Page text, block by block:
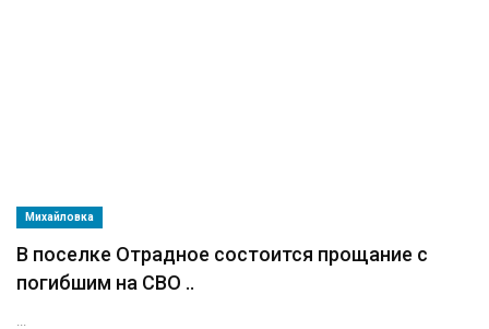
Михайловка
В поселке Отрадное состоится прощание с
погибшим на СВО ..
...